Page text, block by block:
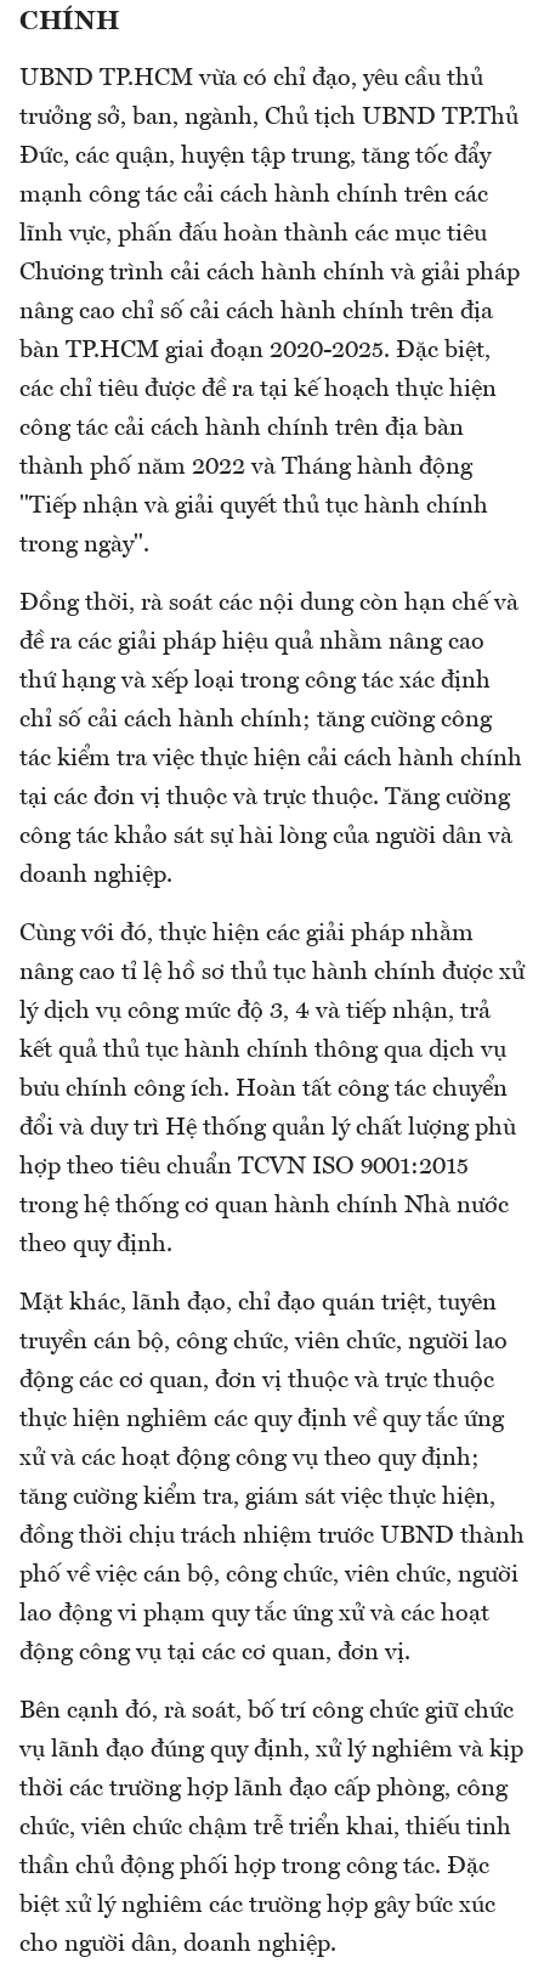
CHÍNH
UBND TP.HCM vừa có chỉ đạo, yêu cầu thủ
trưởng sở, ban, ngành, Chủ tịch UBND TP.Thủ
Đức, các quận, huyện tập trung, tăng tốc đẩy
mạnh công tác cải cách hành chính trên các
lĩnh vực, phấn đấu hoàn thành các mục tiêu
Chương trình cải cách hành chính và giải pháp
nâng cao chỉ số cải cách hành chính trên địa
bàn TP.HCM giai đoạn 2020-2025. Đặc biệt,
các chỉ tiêu được đề ra tại kế hoạch thực hiện
công tác cải cách hành chính trên địa bàn
thành phố năm 2022 và Tháng hành động
"Tiếp nhận và giải quyết thủ tục hành chính
trong ngày".
Đồng thời, rà soát các nội dung còn hạn chế và
đề ra các giải pháp hiệu quả nhằm nâng cao
thứ hạng và xếp loại trong công tác xác định
chỉ số cải cách hành chính; tăng cường công
tác kiểm tra việc thực hiện cải cách hành chính
tại các đơn vị thuộc và trực thuộc. Tăng cường
công tác khảo sát sự hài lòng của người dân và
doanh nghiệp.
Cùng với đó, thực hiện các giải pháp nhằm
nâng cao tỉ lệ hồ sơ thủ tục hành chính được xử
lý dịch vụ công mức độ 3, 4 và tiếp nhận, trả
kết quả thủ tục hành chính thông qua dịch vụ
bưu chính công ích. Hoàn tất công tác chuyển
đổi và duy trì Hệ thống quản lý chất lượng phù
hợp theo tiêu chuẩn TCVN ISO 9001:2015
trong hệ thống cơ quan hành chính Nhà nước
theo quy định.
Mặt khác, lãnh đạo, chỉ đạo quán triệt, tuyên
truyền cán bộ, công chức, viên chức, người lao
động các cơ quan, đơn vị thuộc và trực thuộc
thực hiện nghiêm các quy định về quy tắc ứng
xử và các hoạt động công vụ theo quy định;
tăng cường kiểm tra, giám sát việc thực hiện,
đồng thời chịu trách nhiệm trước UBND thành
phố về việc cán bộ, công chức, viên chức, người
lao động vi phạm quy tắc ứng xử và các hoạt
động công vụ tại các cơ quan, đơn vị.
Bên cạnh đó, rà soát, bố trí công chức giữ chức
vụ lãnh đạo đúng quy định, xử lý nghiêm và kịp
thời các trường hợp lãnh đạo cấp phòng, công
chức, viên chức chậm trễ triển khai, thiếu tinh
thần chủ động phối hợp trong công tác. Đặc
biệt xử lý nghiêm các trường hợp gây bức xúc
cho người dân, doanh nghiệp.